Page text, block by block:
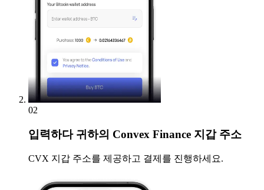
02
입력하다귀하의 Convex Finance 지갑 주소
CVX 지갑 주소를 제공하고 결제를 진행하세요.